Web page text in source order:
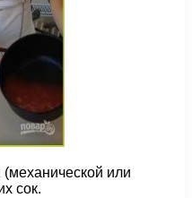
или
сок.